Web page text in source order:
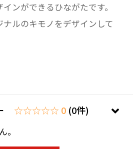
ンができるひながたです。
ルのキモノをデザインして
☆☆☆☆☆ 0 (0件)
。